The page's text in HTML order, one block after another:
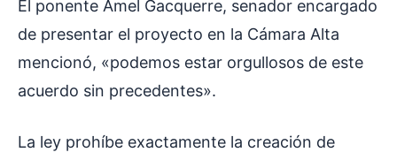
El ponente Amel Gacquerre, senador encargado
de presentar el proyecto en la Cámara Alta
mencionó, «podemos estar orgullosos de este
acuerdo sin precedentes».
La ley prohíbe exactamente la creación de